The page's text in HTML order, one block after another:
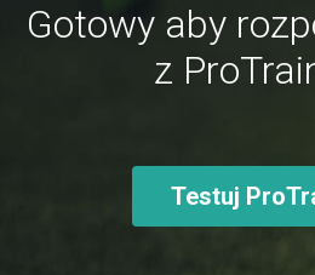
Gotowy aby
z
Testuj